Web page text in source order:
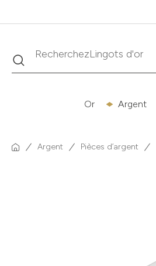
RechercheRecherchezKrugerrand
Or Argent
Argent Pièces d’argent